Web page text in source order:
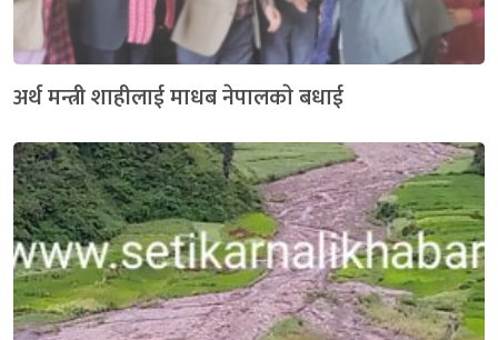
अर्थ मन्त्री शाहीलाई माधब नेपालकाे बधाई